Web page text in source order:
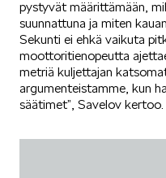
pystyvät määrittämään,
suunnattuna ja miten
Sekunti ei ehkä vaikuta
moottoritienopeutta
metriä kuljettajan
argumenteistamme, kun
säätimet”, Savelov kertoo.